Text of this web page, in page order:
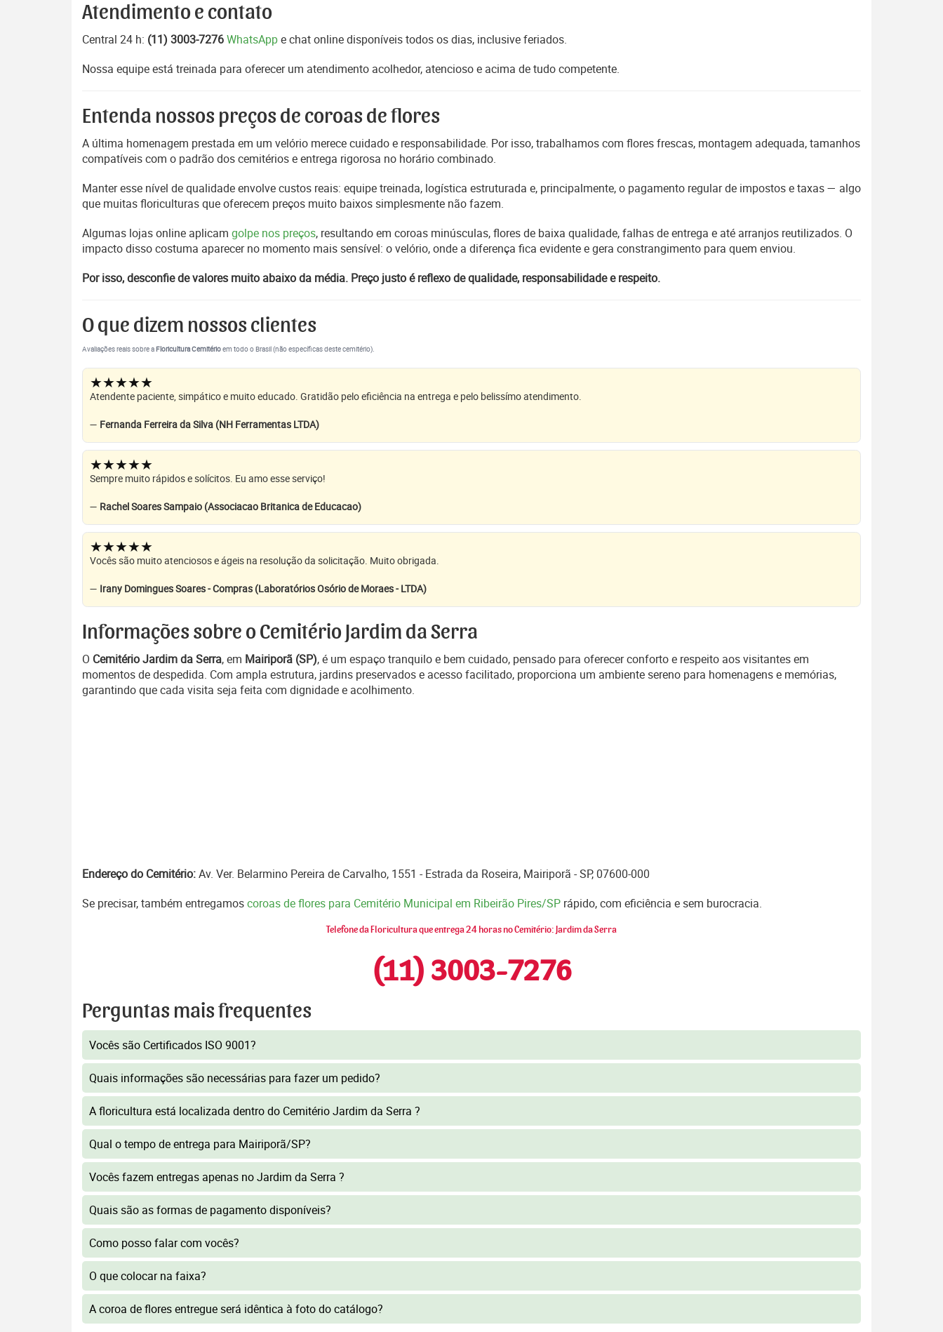
Atendimento e contato
Central 24 h: (11) 3003-7276WhatsAppe chat online disponíveis todos os dias, inclusive feriados.
Nossa equipe está treinada para oferecer um atendimento acolhedor, atencioso e acima de tudo competente.
Entenda nossos preços de coroas de flores
A última homenagem prestada em um velório merece cuidado e responsabilidade. Por isso, trabalhamos com flores frescas, montagem adequada, tamanhos
compatíveis com o padrão dos cemitérios e entrega rigorosa no horário combinado.
Manter esse nível de qualidade envolve custos reais: equipe treinada, logística estruturada e, principalmente, o pagamento regular de impostos e taxas — algo
que muitas floriculturas que oferecem preços muito baixos simplesmente não fazem.
Algumas lojas online aplicam golpe nos preços, resultando em coroas minúsculas, flores de baixa qualidade, falhas de entrega e até arranjos reutilizados. O
impacto disso costuma aparecer no momento mais sensível: o velório, onde a diferença fica evidente e gera constrangimento para quem enviou.
Por isso, desconfie de valores muito abaixo da média. Preço justo é reflexo de qualidade, responsabilidade e respeito.
O que dizem nossos clientes
Avaliações reais sobre aFloricultura Cemitérioem todo o Brasil (não específicas deste cemitério).
★★★★★
Atendente paciente, simpático e muito educado. Gratidão pelo eficiência na entrega e pelo belissímo atendimento.
— Fernanda Ferreira da Silva (NH Ferramentas LTDA)
★★★★★
Sempre muito rápidos e solícitos. Eu amo esse serviço!
— Rachel Soares Sampaio (Associacao Britanica de Educacao)
★★★★★
Vocês são muito atenciosos e ágeis na resolução da solicitação. Muito obrigada.
— Irany Domingues Soares - Compras (Laboratórios Osório de Moraes - LTDA)
Informações sobre o Cemitério Jardim da Serra
O Cemitério Jardim da Serra, em Mairiporã (SP), é um espaço tranquilo e bem cuidado, pensado para oferecer conforto e respeito aos visitantes em
momentos de despedida. Com ampla estrutura, jardins preservados e acesso facilitado, proporciona um ambiente sereno para homenagens e memórias,
garantindo que cada visita seja feita com dignidade e acolhimento.
Endereço do Cemitério:Av. Ver. Belarmino Pereira de Carvalho, 1551 - Estrada da Roseira, Mairiporã - SP, 07600-000
Se precisar, também entregamoscoroas de flores para Cemitério Municipal em Ribeirão Pires/SP rápido, com eficiência e sem burocracia.
Telefone da Floricultura que entrega 24 horas no Cemitério: Jardim da Serra
(11) 3003-7276
Perguntas mais frequentes
Vocês são Certificados ISO 9001?
Quais informações são necessárias para fazer um pedido?
A floricultura está localizada dentro do Cemitério Jardim da Serra ?
Qual o tempo de entrega para Mairiporã/SP?
Vocês fazem entregas apenas no Jardim da Serra ?
Quais são as formas de pagamento disponíveis?
Como posso falar com vocês?
O que colocar na faixa?
A coroa de flores entregue será idêntica à foto do catálogo?